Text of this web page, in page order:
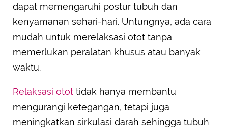
dapat memengaruhi postur tubuh dan
kenyamanan sehari-hari. Untungnya, ada cara
mudah untuk merelaksasi otot tanpa
memerlukan peralatan khusus atau banyak
waktu.
Relaksasi otot tidak hanya membantu
mengurangi ketegangan, tetapi juga
meningkatkan sirkulasi darah sehingga tubuh